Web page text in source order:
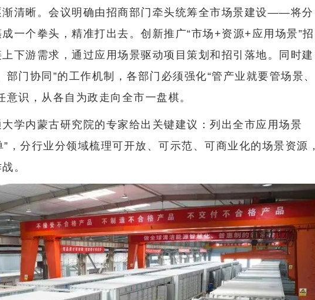
渐清晰。会议明确由招商部门牵头统筹全市场景建设——将分
一个拳头，精准打出去。创新推广“市场+资源+应用场景”招
下游需求，通过应用场景驱动项目策划和招引落地。同时建
部门协同”的工作机制，各部门必须强化“管产业就要管场景、
意识，从各自为政走向全市一盘棋。
学内蒙古研究院的专家给出关键建议：列出全市应用场景
”，分行业分领域梳理可开放、可示范、可商业化的场景资源，
。